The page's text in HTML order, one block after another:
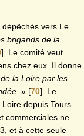
dépêchés vers Le
brigands de la
]. Le comité veut
chez eux. Il donne
la Loire par les
» [70]. Le
depuis Tours
commerciales ne
et à cette seule